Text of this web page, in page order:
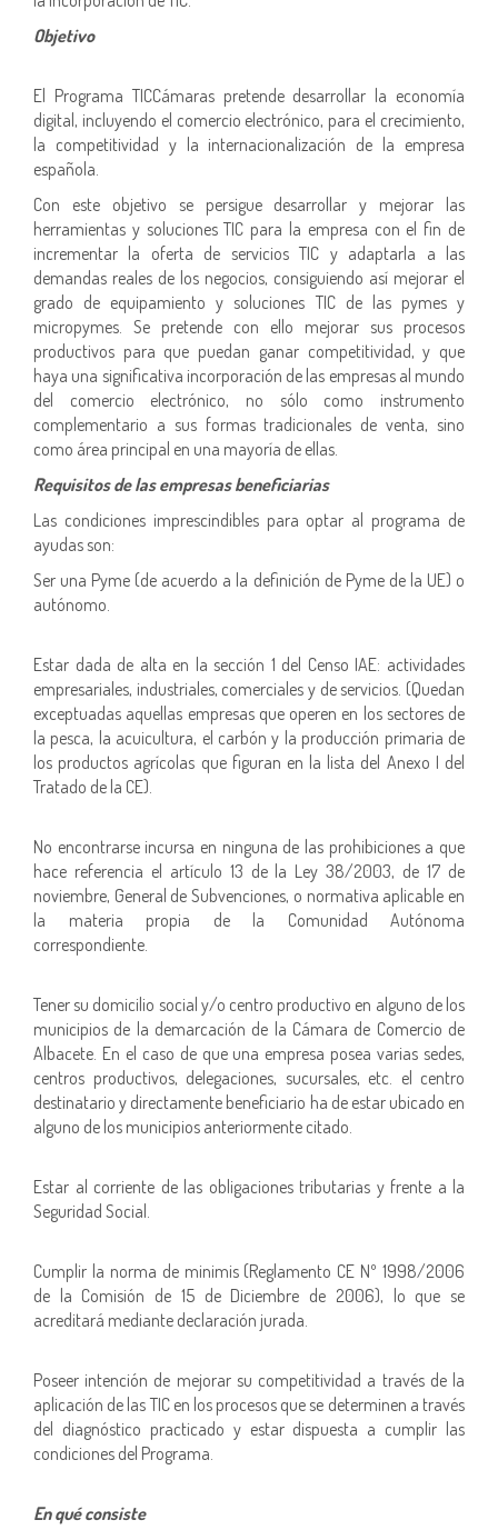
Objetivo
El Programa TICCámaras pretende desarrollar la economía
digital, incluyendo el comercio electrónico, para el crecimiento,
la competitividad y la internacionalización de la empresa
española.
Con este objetivo se persigue desarrollar y mejorar las
herramientas y soluciones TIC para la empresa con el fin de
incrementar la oferta de servicios TIC y adaptarla a las
demandas reales de los negocios, consiguiendo así mejorar el
grado de equipamiento y soluciones TIC de las pymes y
micropymes. Se pretende con ello mejorar sus procesos
productivos para que puedan ganar competitividad, y que
haya una significativa incorporación de las empresas al mundo
del comercio electrónico, no sólo como instrumento
complementario a sus formas tradicionales de venta, sino
como área principal en una mayoría de ellas.
Requisitos de las empresas beneficiarias
Las condiciones imprescindibles para optar al programa de
ayudas son:
Ser una Pyme (de acuerdo a la definición de Pyme de la UE) o
autónomo.
Estar dada de alta en la sección 1 del Censo IAE: actividades
empresariales, industriales, comerciales y de servicios. (Quedan
exceptuadas aquellas empresas que operen en los sectores de
la pesca, la acuicultura, el carbón y la producción primaria de
los productos agrícolas que figuran en la lista del Anexo I del
Tratado de la CE).
No encontrarse incursa en ninguna de las prohibiciones a que
hace referencia el artículo 13 de la Ley 38/2003, de 17 de
noviembre, General de Subvenciones, o normativa aplicable en
la materia propia de la Comunidad Autónoma
correspondiente.
Tener su domicilio social y/o centro productivo en alguno de los
municipios de la demarcación de la Cámara de Comercio de
Albacete. En el caso de que una empresa posea varias sedes,
centros productivos, delegaciones, sucursales, etc. el centro
destinatario y directamente beneficiario ha de estar ubicado en
alguno de los municipios anteriormente citado.
Estar al corriente de las obligaciones tributarias y frente a la
Seguridad Social.
Cumplir la norma de minimis (Reglamento CE Nº 1998/2006
de la Comisión de 15 de Diciembre de 2006), lo que se
acreditará mediante declaración jurada.
Poseer intención de mejorar su competitividad a través de la
aplicación de las TIC en los procesos que se determinen a través
del diagnóstico practicado y estar dispuesta a cumplir las
condiciones del Programa.
En qué consiste